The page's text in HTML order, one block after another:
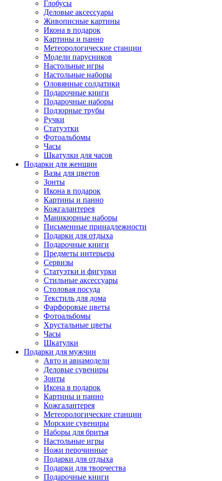
Глобусы
Деловые аксессуары
Живописные картины
Икона в подарок
Картины и панно
Метеорологические станции
Модели парусников
Настольные игры
Настольные наборы
Оловянные солдатики
Подарочные книги
Подарочные наборы
Подзорные трубы
Ручки
Статуэтки
Фотоальбомы
Часы
Шкатулки для часов
Подарки для женщин
Вазы для цветов
Зонты
Икона в подарок
Картины и панно
Кожгалантерея
Маникюрные наборы
Письменные принадлежности
Подарки для отдыха
Подарочные книги
Предметы интерьера
Сервизы
Статуэтки и фигурки
Стильные аксессуары
Столовая посуда
Текстиль для дома
Фарфоровые цветы
Фотоальбомы
Хрустальные цветы
Часы
Шкатулки
Подарки для мужчин
Авто и авиамодели
Деловые сувениры
Зонты
Икона в подарок
Картины и панно
Кожгалантерея
Метеорологические станции
Морские сувениры
Наборы для бритья
Настольные игры
Ножи перочинные
Подарки для отдыха
Подарки для творчества
Подарочные книги